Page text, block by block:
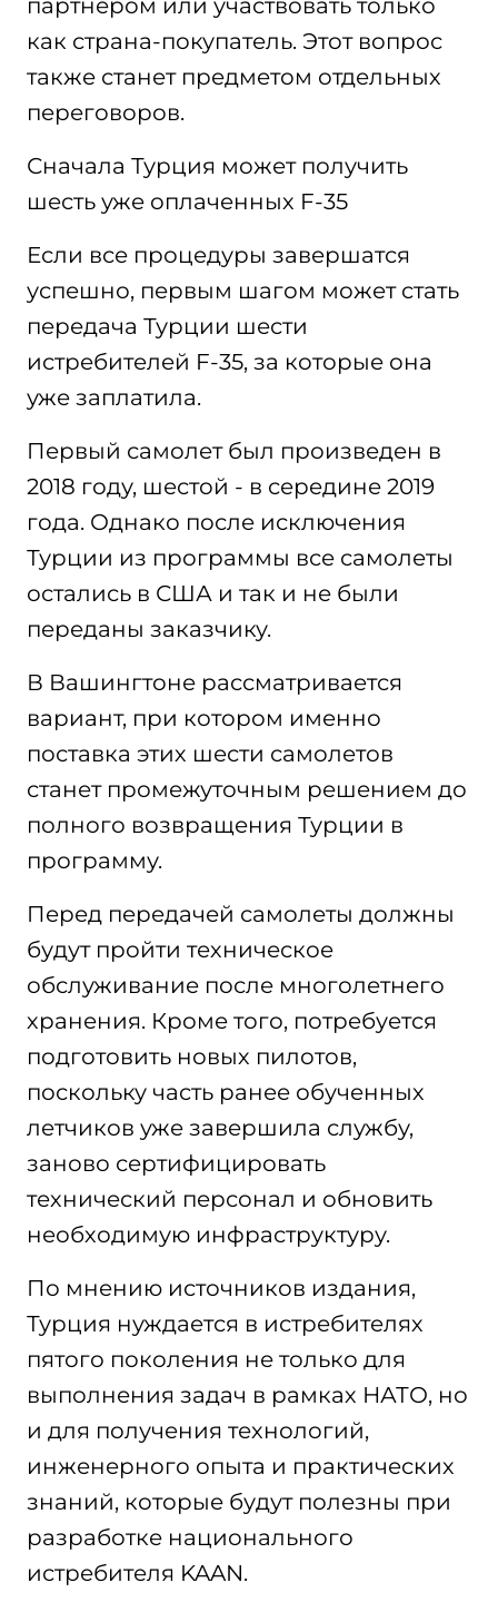
партнером или участвовать только
как страна-покупатель. Этот вопрос
также станет предметом отдельных
переговоров.
Сначала Турция может получить
шесть уже оплаченных F-35
Если все процедуры завершатся
успешно, первым шагом может стать
передача Турции шести
истребителей F-35, за которые она
уже заплатила.
Первый самолет был произведен в
2018 году, шестой - в середине 2019
года. Однако после исключения
Турции из программы все самолеты
остались в США и так и не были
переданы заказчику.
В Вашингтоне рассматривается
вариант, при котором именно
поставка этих шести самолетов
станет промежуточным решением до
полного возвращения Турции в
программу.
Перед передачей самолеты должны
будут пройти техническое
обслуживание после многолетнего
хранения. Кроме того, потребуется
подготовить новых пилотов,
поскольку часть ранее обученных
летчиков уже завершила службу,
заново сертифицировать
технический персонал и обновить
необходимую инфраструктуру.
По мнению источников издания,
Турция нуждается в истребителях
пятого поколения не только для
выполнения задач в рамках НАТО, но
и для получения технологий,
инженерного опыта и практических
знаний, которые будут полезны при
разработке национального
истребителя KAAN.